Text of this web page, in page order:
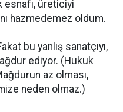
esnafı, üreticiyi
hazmedemez oldum.
bu yanlış sanatçıyı,
ediyor. (Hukuk
az olması,
neden olmaz.)